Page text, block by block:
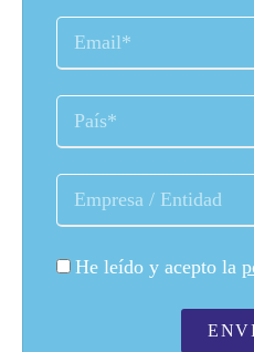
He leído y acepto la